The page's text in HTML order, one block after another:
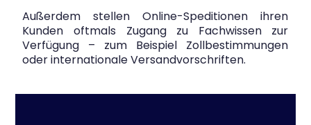
Außerdem stellen Online-Speditionen ihren
Kunden oftmals Zugang zu Fachwissen zur
Verfügung – zum Beispiel Zollbestimmungen
oder internationale Versandvorschriften.